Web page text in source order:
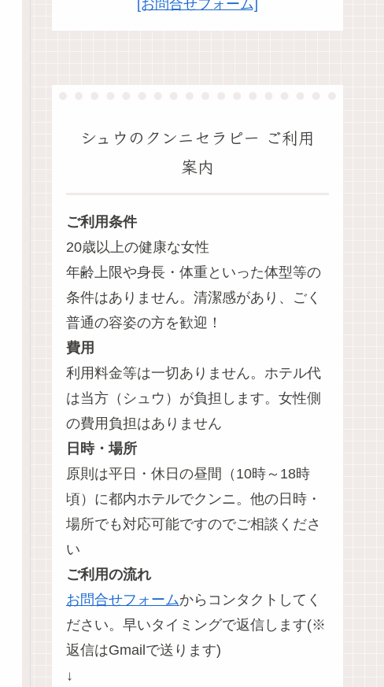
[お問合せフォーム]
シュウのクンニセラピー ご利用
案内
ご利用条件
20歳以上の健康な女性
年齢上限や身長・体重といった体型等の
条件はありません。清潔感があり、ごく
普通の容姿の方を歓迎！
費用
利用料金等は一切ありません。ホテル代
は当方（シュウ）が負担します。女性側
の費用負担はありません
日時・場所
原則は平日・休日の昼間（10時～18時
頃）に都内ホテルでクンニ。他の日時・
場所でも対応可能ですのでご相談くださ
い
ご利用の流れ
お問合せフォームからコンタクトしてく
ださい。早いタイミングで返信します(※
返信はGmailで送ります)
↓